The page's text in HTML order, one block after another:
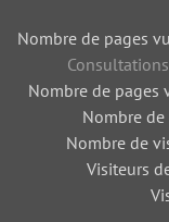
Nombre de pages
Nombre de pages
Nombre
Nombre de
Visiteurs